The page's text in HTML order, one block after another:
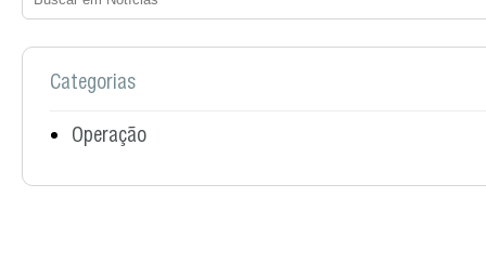
Categorias
Operação